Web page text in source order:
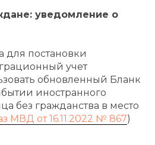
уведомление о
для постановки
учет
обновленный Бланк
иностранного
без гражданства в место
МВД от 16.11.2022 № 867)